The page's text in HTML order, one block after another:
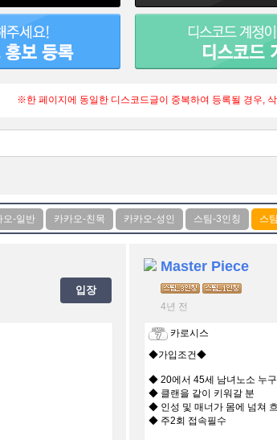
※한 페이지에 동일한 디스코드글이 중복하여 등록될 경우,
입장
Master Piece
4년 전
카로시스
◆가입조건◆
◆ 20에서 45세 남녀노소 누
◆ 클랜을 같이 키워갈 분
◆ 인성 및 매너가 몸에 넘쳐
◆ 주2회 접속필수